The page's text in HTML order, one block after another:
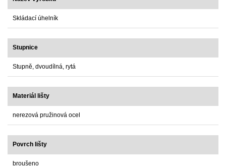
Skládací úhelník
Stupnice
Stupně, dvoudílná, rytá
Materiál lišty
nerezová pružinová ocel
Povrch lišty
broušeno